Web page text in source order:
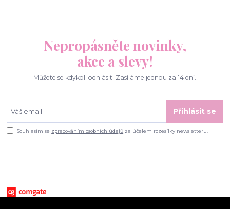
Nepropásněte novinky,
akce a slevy!
Můžete se kdykoli odhlásit. Zasíláme jednou za 14 dní.
Přihlásit se
Souhlasím se zpracováním osobních údajů za účelem rozesílky newsletteru.